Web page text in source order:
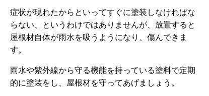
症状が現れたからといってすぐに塗装しなければな
らない、というわけではありませんが、放置すると
屋根材自体が雨水を吸うようになり、傷んできま
す。
雨水や紫外線から守る機能を持っている塗料で定期
的に塗装をし、屋根材を守ってあげましょう。